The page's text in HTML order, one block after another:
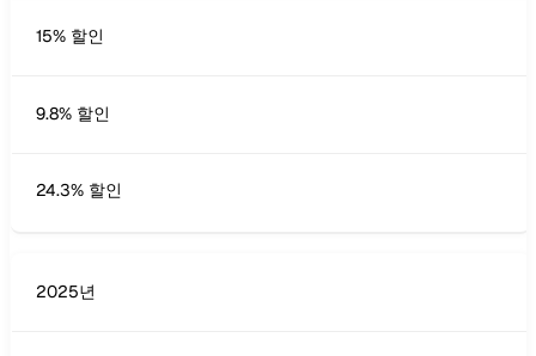
15% 할인
9.8% 할인
24.3% 할인
2025년